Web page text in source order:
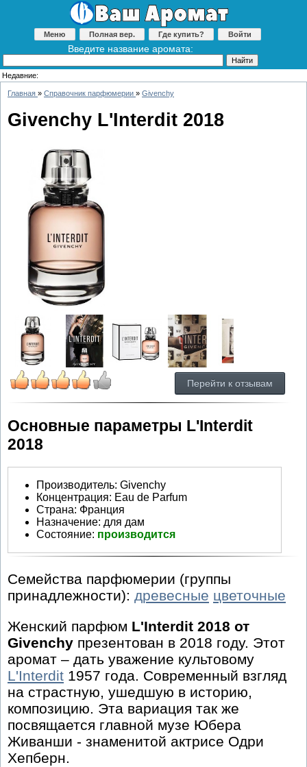
Меню Полная вер. Где купить? Войти
Введите название аромата:
Недавние:
Главная » Справочник парфюмерии » Givenchy
Givenchy L'Interdit 2018
Перейти к отзывам
Основные параметры L'Interdit
2018
Производитель: Givenchy
Концентрация: Eau de Parfum
Страна: Франция
Назначение: для дам
Состояние: производится
Семейства парфюмерии (группы
принадлежности): древесные цветочные
Женский парфюм L'Interdit 2018 от
Givenchy презентован в 2018 году. Этот
аромат – дать уважение культовому
L'Interdit 1957 года. Современный взгляд
на страстную, ушедшую в историю,
композицию. Эта вариация так же
посвящается главной музе Юбера
Живанши - знаменитой актрисе Одри
Хепберн.